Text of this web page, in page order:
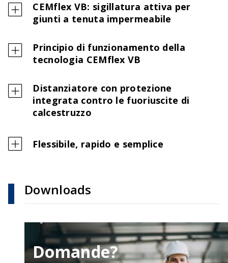
CEMflex VB: sigillatura attiva per
giunti a tenuta impermeabile
Principio di funzionamento della
tecnologia CEMflex VB
Distanziatore con protezione
integrata contro le fuoriuscite di
calcestruzzo
Flessibile, rapido e semplice
Downloads
Domande?